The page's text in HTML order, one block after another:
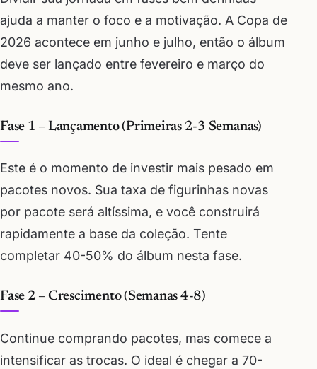
ajuda a manter o foco e a motivação. A Copa de
2026 acontece em junho e julho, então o álbum
deve ser lançado entre fevereiro e março do
mesmo ano.
Fase 1 – Lançamento (Primeiras 2-3 Semanas)
Este é o momento de investir mais pesado em
pacotes novos. Sua taxa de figurinhas novas
por pacote será altíssima, e você construirá
rapidamente a base da coleção. Tente
completar 40-50% do álbum nesta fase.
Fase 2 – Crescimento (Semanas 4-8)
Continue comprando pacotes, mas comece a
intensificar as trocas. O ideal é chegar a 70-